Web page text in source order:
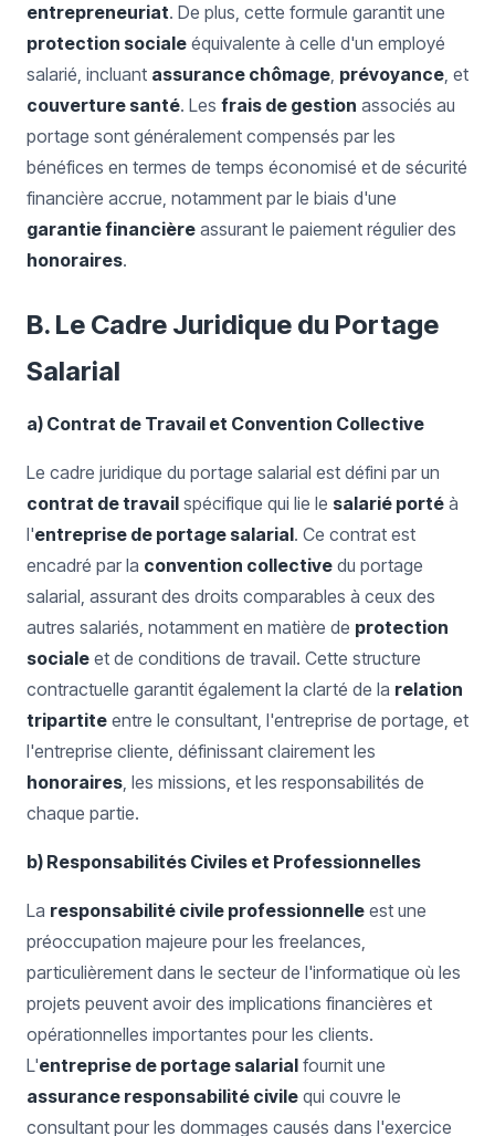
entrepreneuriat. De plus, cette formule garantit une
protection sociale équivalente à celle d'un employé
salarié, incluant assurance chômage, prévoyance, et
couverture santé. Les frais de gestion associés au
portage sont généralement compensés par les
bénéfices en termes de temps économisé et de sécurité
financière accrue, notamment par le biais d'une
garantie financière assurant le paiement régulier des
honoraires.
B. Le Cadre Juridique du Portage
Salarial
a) Contrat de Travail et Convention Collective
Le cadre juridique du portage salarial est défini par un
contrat de travail spécifique qui lie le salarié porté à
l'entreprise de portage salarial. Ce contrat est
encadré par la convention collective du portage
salarial, assurant des droits comparables à ceux des
autres salariés, notamment en matière de protection
sociale et de conditions de travail. Cette structure
contractuelle garantit également la clarté de la relation
tripartite entre le consultant, l'entreprise de portage, et
l'entreprise cliente, définissant clairement les
honoraires, les missions, et les responsabilités de
chaque partie.
b) Responsabilités Civiles et Professionnelles
La responsabilité civile professionnelle est une
préoccupation majeure pour les freelances,
particulièrement dans le secteur de l'informatique où les
projets peuvent avoir des implications financières et
opérationnelles importantes pour les clients.
L'entreprise de portage salarial fournit une
assurance responsabilité civile qui couvre le
consultant pour les dommages causés dans l'exercice